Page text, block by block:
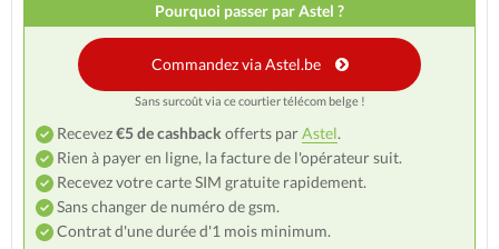
Pourquoi passer par Astel ?
Recevez€5 de cashback offerts parAstel.
Rien à payer en ligne, la facture de l'opérateur suit.
Recevez votre carte SIM gratuite rapidement.
Sans changer de numéro de gsm.
Contrat d'une durée d'1 mois minimum.
Commandez via Astel.be
Sans surcoût via ce courtier télécom belge !